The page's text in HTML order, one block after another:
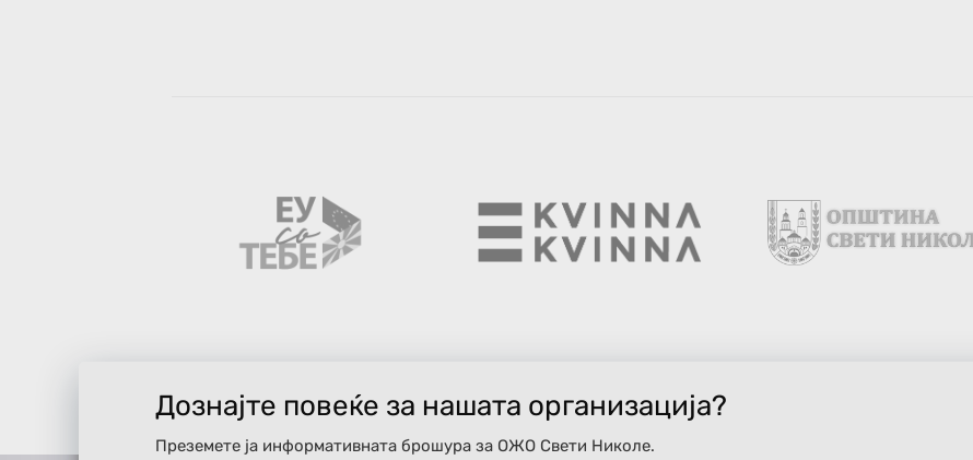
Дознајте повеќе за нашата организација?
Преземете ја информативната брошура за ОЖО Свети Николе.